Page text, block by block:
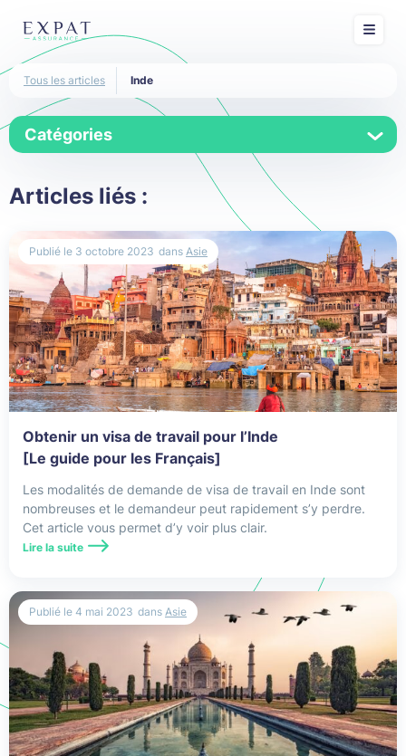
Tous les articles Inde
Catégories
Algérie
Allemagne
Amérique du Nord
Amérique Latine
Angleterre
Arabie Saoudite
Argentine
Asie
Assurance maladie internationale
Assurance santé
Assurance Santé Internationale
Assurance Santé Mexique
Articles liés :
Obtenir un visa de travail pour l’Inde
[Le guide pour les Français]
Les modalités de demande de visa de travail en Inde sont
nombreuses et le demandeur peut rapidement s’y perdre.
Cet article vous permet d’y voir plus clair.
Lire la suite
Publié le 3 octobre 2023 dans Asie
Publié le 4 mai 2023 dans Asie